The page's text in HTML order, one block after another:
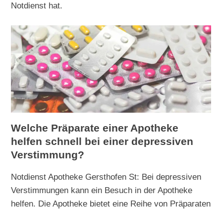
Notdienst hat.
Welche Präparate einer Apotheke
helfen schnell bei einer depressiven
Verstimmung?
Notdienst Apotheke Gersthofen St: Bei depressiven
Verstimmungen kann ein Besuch in der Apotheke
helfen. Die Apotheke bietet eine Reihe von Präparaten